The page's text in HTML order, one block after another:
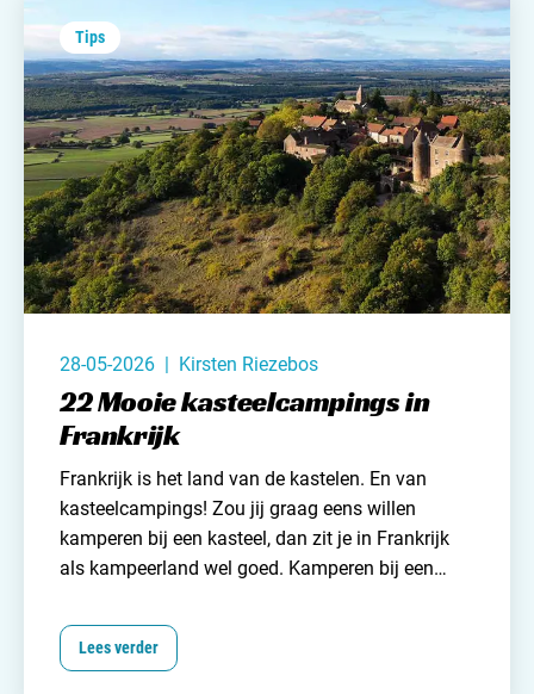
Tips
28-05-2026 | Kirsten Riezebos
22 Mooie kasteelcampings in
Frankrijk
Frankrijk is het land van de kastelen. En van
kasteelcampings! Zou jij graag eens willen
kamperen bij een kasteel, dan zit je in Frankrijk
als kampeerland wel goed. Kamperen bij een
luxere camping. En natuurlijk een magisch decor.
Lees verder